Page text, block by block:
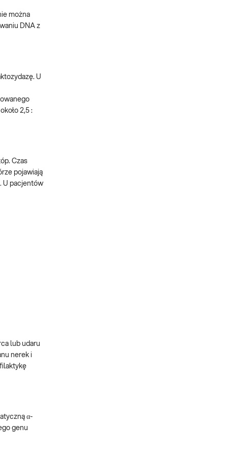
można
DNA z
U
2,5 :
Czas
pojawiają
U pacjentów
lub udaru
nerek i
α-
genu